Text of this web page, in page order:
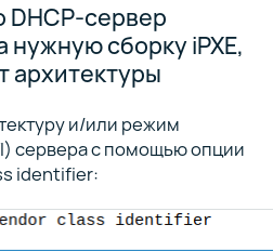
сервер
нужную сборку iPXE,
архитектуры
и/или режим
сервера с помощью опции
identifier: